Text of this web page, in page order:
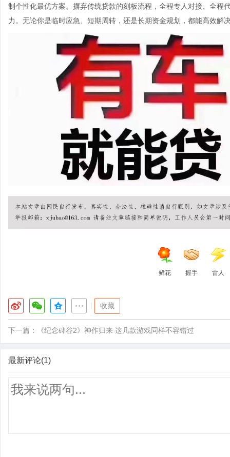
制个性化最优方案。摒弃传统贷款的刻板流程，全程专人对接、全程
力。无论你是临时应急、短期周转，还是长期资金规划，都能高效解
鲜花 握手 雷人
收藏
下一篇： 《纪念碑谷2》神作归来 这几款游戏同样不容错过
最新评论(1)